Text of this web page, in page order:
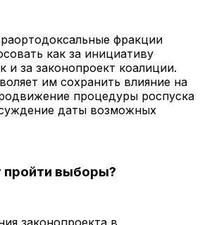
фракции
как за инициативу
и за законопроект коалиции.
им сохранить влияние на
процедуры роспуска
даты возможных
пройти выборы?
законопроекта в